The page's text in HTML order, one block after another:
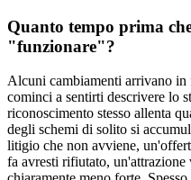
Quanto tempo prima
"funzionare"?
Alcuni cambiamenti arrivano
cominci a sentirti descrivere lo
riconoscimento stesso allenta
degli schemi di solito si
litigio che non avviene,
fa avresti rifiutato, un'attrazione